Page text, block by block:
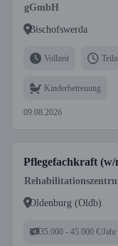
gGmbH
Bischofswerda
Vollzeit
Kinderbetreuung
09.08.2026
Pflegefachkraft (w/
Oldenburg (Oldb)
35.000 - 45.000 €/Jahr